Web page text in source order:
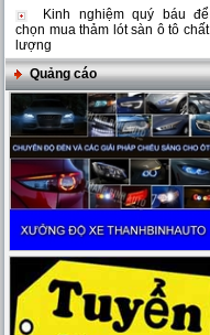
Kinh nghiệm quý báu để
chọn mua thảm lót sàn ô tô chất
lượng
Quảng cáo